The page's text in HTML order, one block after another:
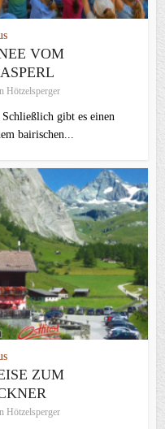
VOM
Hötzelsperger
gibt es einen
bairischen...
ZUM
Hötzelsperger